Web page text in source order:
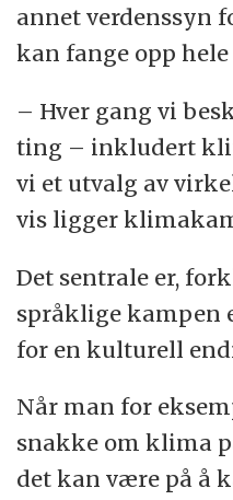
ExxonMobil mener
annet med ny
for effektive tiltak.
annet verdenssyn
kan fange opp
– Hver gang vi
ting – inkludert
vi et utvalg av
vis ligger
Det sentrale er,
språklige kampen
for en kulturell
Når man for
snakke om klima
det kan være på å